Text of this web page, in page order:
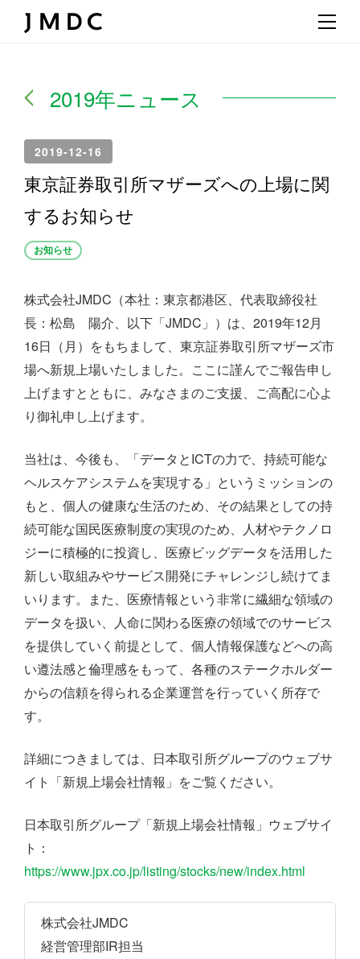
2019年ニュース
2019-12-16
東京証券取引所マザーズへの上場に関
するお知らせ
お知らせ
株式会社JMDC（本社：東京都港区、代表取締役社
長：松島 陽介、以下「JMDC」）は、2019年12月
16日（月）をもちまして、東京証券取引所マザーズ市
場へ新規上場いたしました。ここに謹んでご報告申し
上げますとともに、みなさまのご支援、ご高配に心よ
り御礼申し上げます。
当社は、今後も、「データとICTの力で、持続可能な
ヘルスケアシステムを実現する」というミッションの
もと、個人の健康な生活のため、その結果としての持
続可能な国民医療制度の実現のため、人材やテクノロ
ジーに積極的に投資し、医療ビッグデータを活用した
新しい取組みやサービス開発にチャレンジし続けてま
いります。また、医療情報という非常に繊細な領域の
データを扱い、人命に関わる医療の領域でのサービス
を提供していく前提として、個人情報保護などへの高
い遵法感と倫理感をもって、各種のステークホルダー
からの信頼を得られる企業運営を行っていく所存で
す。
詳細につきましては、日本取引所グループのウェブサ
イト「新規上場会社情報」をご覧ください。
日本取引所グループ「新規上場会社情報」ウェブサイ
ト：
https://www.jpx.co.jp/listing/stocks/new/index.html
株式会社JMDC
経営管理部IR担当